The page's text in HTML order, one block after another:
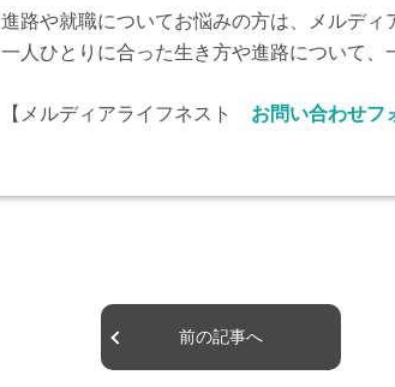
進路や就職についてお悩みの方は、メルディ
一人ひとりに合った生き方や進路について、
【メルディアライフネスト お問い合わせフ
前の記事へ